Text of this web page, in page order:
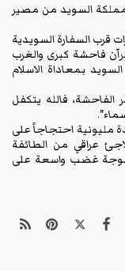
السويد من مصير
قرب السفارة السويدية
فاحشة كبرى والغرب
بمعاداة الاسلام
فالله يتكفل
مليونية احتجاجاً على
عراقي من الطائفة
موجة غضب واسعة على